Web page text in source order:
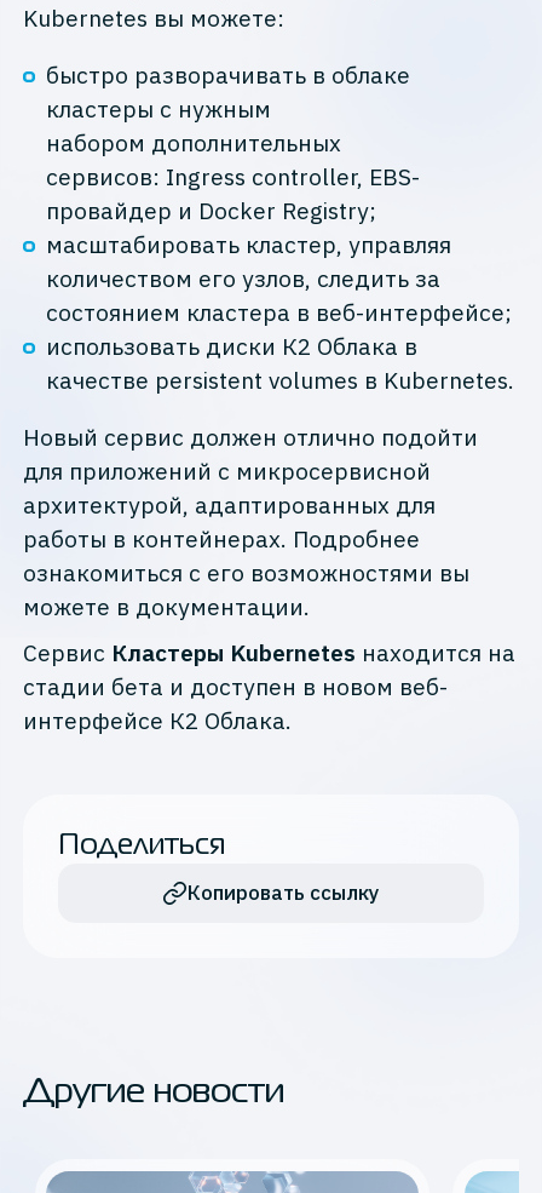
Поделиться
Копировать ссылку
Kubernetes вы можете:
быстро разворачивать в облаке
кластеры с нужным
набором дополнительных
сервисов: Ingress controller, EBS-
провайдер и Docker Registry;
масштабировать кластер, управляя
количеством его узлов, следить за
состоянием кластера в веб-интерфейсе;
использовать диски К2 Облака в
качестве persistent volumes в Kubernetes.
Новый сервис должен отлично подойти
для приложений с микросервисной
архитектурой, адаптированных для
работы в контейнерах. Подробнее
ознакомиться с его возможностями вы
можете в документации.
Сервис Кластеры Kubernetes находится на
стадии бета и доступен в новом веб-
интерфейсе К2 Облака.
Другие новости